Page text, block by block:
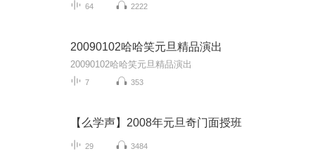
64 2222
20090102哈哈笑元旦精品演出
20090102哈哈笑元旦精品演出
7 353
【么学声】2008年元旦奇门面授班
29 3484